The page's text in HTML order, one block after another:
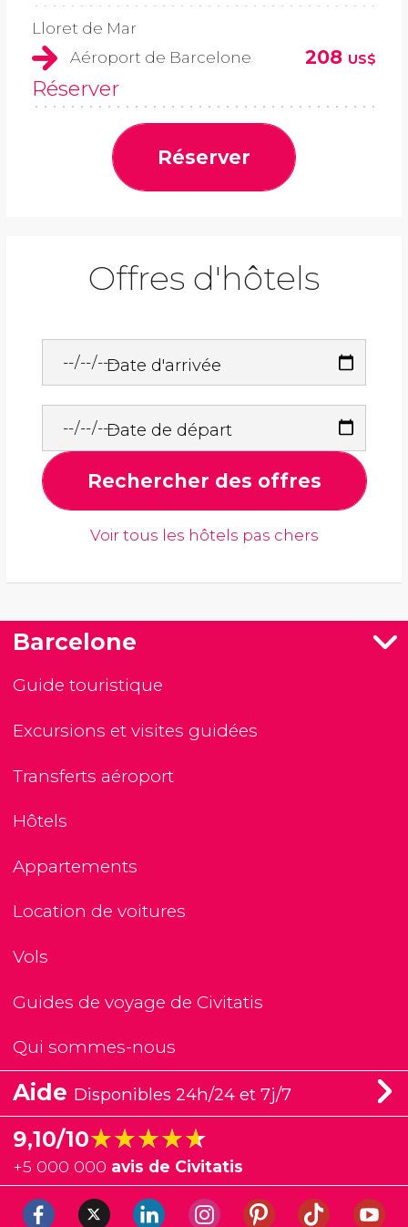
Lloret de Mar
Aéroport de Barcelone
208 US$
Réserver
Réserver
Offres d'hôtels
Date d'arrivée
Date de départ
Rechercher des offres
Voir tous les hôtels pas chers
Barcelone
Guide touristique
Excursions et visites guidées
Transferts aéroport
Hôtels
Appartements
Location de voitures
Vols
Guides de voyage de Civitatis
Qui sommes-nous
Aide Disponibles 24h/24 et 7j/7
9,10/10★★★★★
★★★★★
+5 000 000 avis de Civitatis